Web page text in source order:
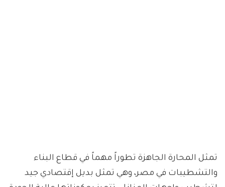
تمثل المحارة الجاهزة تطوراً مهماً في قطاع البناء
والتشطيبات في مصر، وهي تمثل بديل إقتصادي جيد